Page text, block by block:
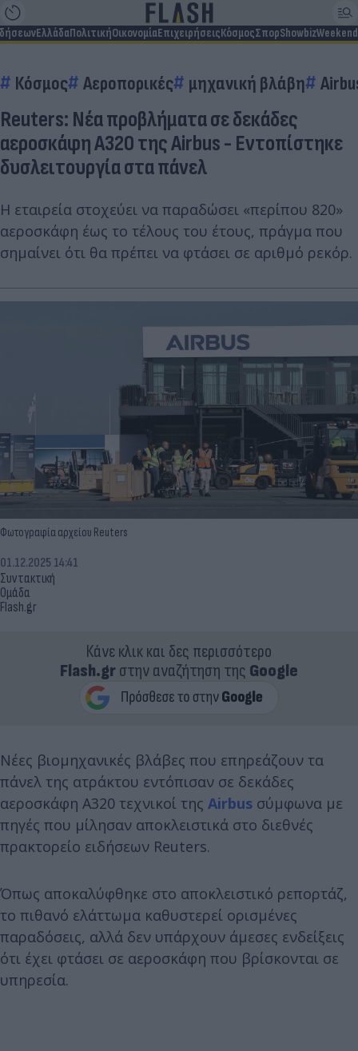
ΕλλάδαΠολιτικήΟικονομίαΕπιχειρήσειςΚόσμοςΣπορShowbizWeekend
Κόσμος Αεροπορικές μηχανική βλάβη
Reuters: Νέα προβλήματα σε δεκάδες
αεροσκάφη A320 της Airbus - Εντοπίστηκε
δυσλειτουργία στα πάνελ
Η εταιρεία στοχεύει να παραδώσει «περίπου 820»
αεροσκάφη έως το τέλους του έτους, πράγμα που
σημαίνει ότι θα πρέπει να φτάσει σε αριθμό ρεκόρ.
Φωτογραφία αρχείου Reuters
Συντακτική
Ομάδα
Flash.gr
01.12.2025 14:41
Κάνε κλικ και δες περισσότερο
Flash.grστην αναζήτηση της Google
Νέες βιομηχανικές βλάβες που επηρεάζουν τα
πάνελ της ατράκτου εντόπισαν σε δεκάδες
αεροσκάφη A320 τεχνικοί της Airbus σύμφωνα με
πηγές που μίλησαν αποκλειστικά στο διεθνές
πρακτορείο ειδήσεων Reuters.
Όπως αποκαλύφθηκε στο αποκλειστικό ρεπορτάζ,
το πιθανό ελάττωμα καθυστερεί ορισμένες
παραδόσεις, αλλά δεν υπάρχουν άμεσες ενδείξεις
ότι έχει φτάσει σε αεροσκάφη που βρίσκονται σε
υπηρεσία.